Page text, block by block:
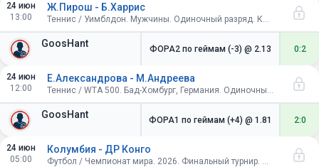
24 июн
13:00
GoosHant
Ж.Пирош - Б.Харрис
Теннис / Уимблдон. Мужчины. Одиночный разряд. Квалификация. 2-й раунд
ФОРА2 по геймам (-3) @ 2.13 0:2
24 июн
12:00
GoosHant
Е.Александрова - М.Андреева
Теннис / WTA 500. Бад-Хомбург, Германия. Одиночный разряд. 1/8 финала
ФОРА1 по геймам (+4) @ 1.81 2:0
24 июн
05:00
Колумбия - ДР Конго
Футбол / Чемпионат мира. 2026. Финальный турнир. США, Канада, Мексика. Групповой этап